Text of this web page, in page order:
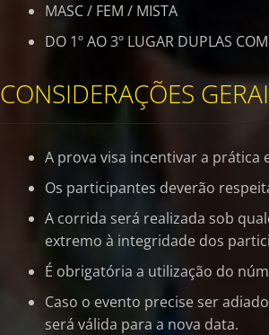
MASC / FEM / MISTA
DO 1º AO 3º LUGAR DUPLAS
CONSIDERAÇÕES
A prova visa incentivar a prática
Os participantes deverão
A corrida será realizada sob
extremo à integridade dos
É obrigatória a utilização do
Caso o evento precise ser
será válida para a nova data.